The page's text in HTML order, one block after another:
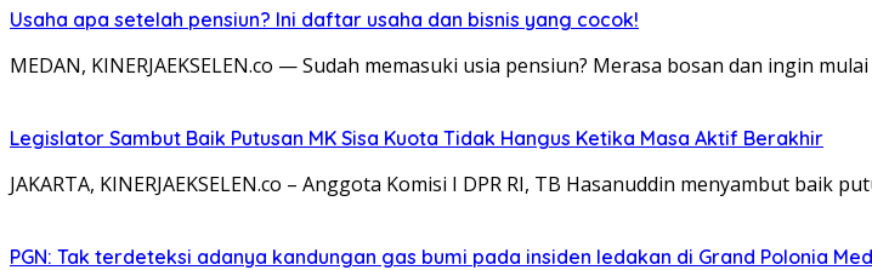
Usaha apa setelah pensiun? Ini daftar usaha dan bisnis yang cocok!
MEDAN, KINERJAEKSELEN.co — Sudah memasuki usia pensiun? Merasa bosan dan ingin
Legislator Sambut Baik Putusan MK Sisa Kuota Tidak Hangus Ketika Masa Aktif Berakhir
JAKARTA, KINERJAEKSELEN.co – Anggota Komisi I DPR RI, TB Hasanuddin menyambut baik
PGN: Tak terdeteksi adanya kandungan gas bumi pada insiden ledakan di Grand Polonia